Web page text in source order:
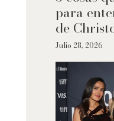
para
de
Julio 28, 2026